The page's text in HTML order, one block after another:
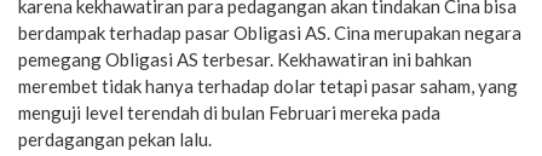
karena kekhawatiran para pedagangan akan tindakan Cina bisa
berdampak terhadap pasar Obligasi AS. Cina merupakan negara
pemegang Obligasi AS terbesar. Kekhawatiran ini bahkan
merembet tidak hanya terhadap dolar tetapi pasar saham, yang
menguji level terendah di bulan Februari mereka pada
perdagangan pekan lalu.